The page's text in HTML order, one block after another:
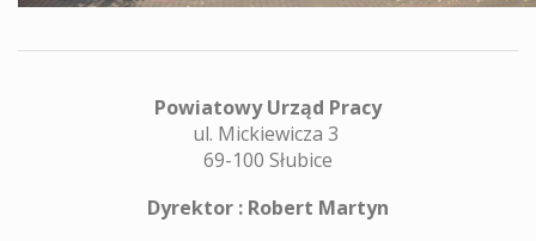
Powiatowy Urząd Pracy
ul. Mickiewicza 3
69-100 Słubice
Dyrektor : Robert Martyn